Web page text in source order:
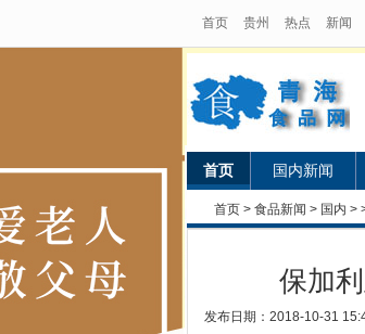
首页 贵州 热点 新闻
首页 国内新闻
首页 > 食品新闻 > 国内 >
保加
发布日期：2018-10-31